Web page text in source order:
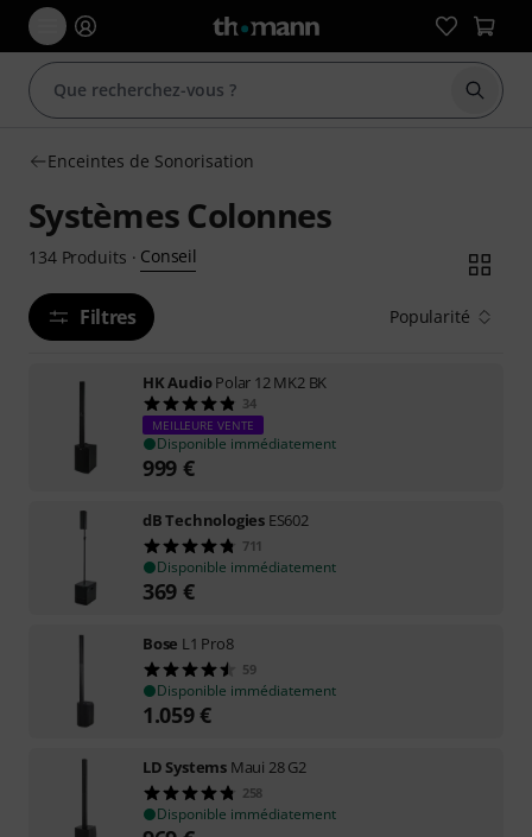
Enceintes de Sonorisation
Systèmes Colonnes
134 Produits · Conseil
Filtres Popularité
HK AudioPolar 12 MK2 BK
34
MEILLEURE VENTE
Disponible immédiatement
999 €
dB Technologies ES602
711
Disponible immédiatement
369 €
Bose L1 Pro8
59
Disponible immédiatement
1.059€
LD Systems Maui 28 G2
258
Disponible immédiatement